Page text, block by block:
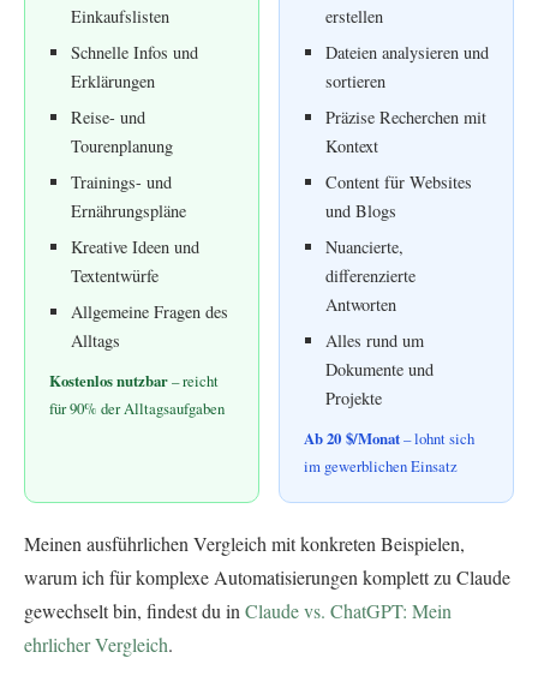
Einkaufslisten
Schnelle Infos und
Erklärungen
Reise- und
Tourenplanung
Trainings- und
Ernährungspläne
Kreative Ideen und
Textentwürfe
Allgemeine Fragen des
Alltags
Kostenlos nutzbar– reicht
für 90% der Alltagsaufgaben
erstellen
Dateien analysieren und
sortieren
Präzise Recherchen mit
Kontext
Content für Websites
und Blogs
Nuancierte,
differenzierte
Antworten
Alles rund um
Dokumente und
Projekte
Ab 20 $/Monat– lohnt sich
im gewerblichen Einsatz
Meinen ausführlichen Vergleich mit konkreten Beispielen,
warum ich für komplexe Automatisierungen komplett zu Claude
gewechselt bin, findest du in Claude vs. ChatGPT: Mein
ehrlicher Vergleich.